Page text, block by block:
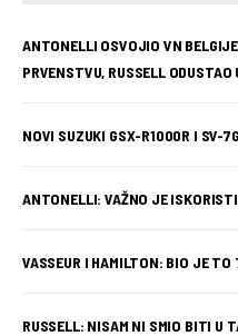
ANTONELLI OSVOJIO VN
PRVENSTVU, RUSSELL ODUSTAO
NOVI SUZUKI GSX-R1000R I SV-
ANTONELLI: VAŽNO JE
VASSEUR I HAMILTON: BIO JE TO
RUSSELL: NISAM NI SMIO BITI U